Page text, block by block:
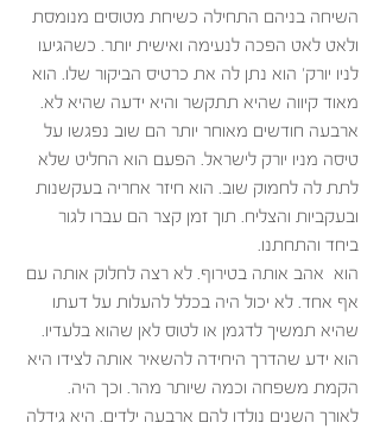
השיחה בניהם התחילה כשיחת מטוסים מנומסת
ולאט לאט הפכה לנעימה ואישית יותר. כשהגיעו
לניו יורק’ הוא נתן לה את כרטיס הביקור שלו. הוא
מאוד קיווה שהיא תתקשר והיא ידעה שהיא לא.
ארבעה חודשים מאוחר יותר הם שוב נפגשו על
טיסה מניו יורק לישראל. הפעם הוא החליט שלא
לתת לה לחמוק שוב. הוא חיזר אחריה בעקשנות
ובעקביות והצליח. תוך זמן קצר הם עברו לגור
ביחד והתחתנו.
הוא  אהב אותה בטירוף. לא רצה לחלוק אותה עם
אף אחד. לא יכול היה בכלל להעלות על דעתו
שהיא תמשיך לדגמן או לטוס לאן שהוא בלעדיו.
הוא ידע שהדרך היחידה להשאיר אותה לצידו היא
הקמת משפחה וכמה שיותר מהר. וכך היה.
לאורך השנים נולדו להם ארבעה ילדים. היא גידלה